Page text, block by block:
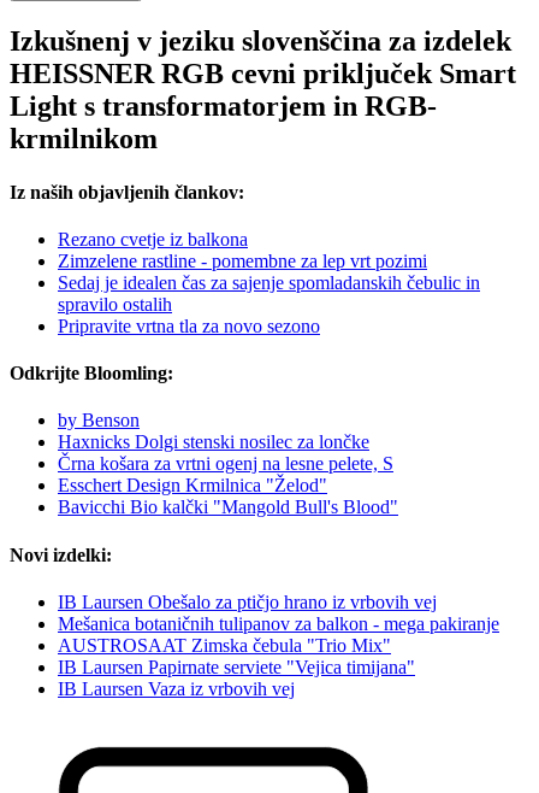
Izkušnenj v jeziku slovenščina za izdelek
HEISSNER RGB cevni priključek Smart
Light s transformatorjem in RGB-
krmilnikom
Iz naših objavljenih člankov:
Rezano cvetje iz balkona
Zimzelene rastline - pomembne za lep vrt pozimi
Sedaj je idealen čas za sajenje spomladanskih čebulic in
spravilo ostalih
Pripravite vrtna tla za novo sezono
Odkrijte Bloomling:
by Benson
Haxnicks Dolgi stenski nosilec za lončke
Črna košara za vrtni ogenj na lesne pelete, S
Esschert Design Krmilnica "Želod"
Bavicchi Bio kalčki "Mangold Bull's Blood"
Novi izdelki:
IB Laursen Obešalo za ptičjo hrano iz vrbovih vej
Mešanica botaničnih tulipanov za balkon - mega pakiranje
AUSTROSAAT Zimska čebula "Trio Mix"
IB Laursen Papirnate serviete "Vejica timijana"
IB Laursen Vaza iz vrbovih vej